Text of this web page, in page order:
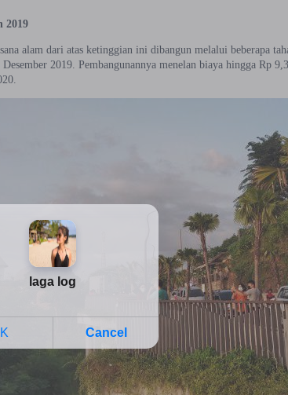
2019
alam dari atas ketinggian ini dibangun melalui beberapa
2019. Pembangunannya menelan biaya hingga Rp